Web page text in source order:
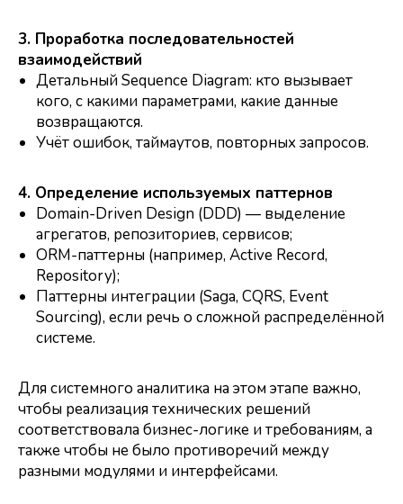
3. Проработка последовательностей
взаимодействий
Детальный Sequence Diagram: кто вызывает
кого, с какими параметрами, какие данные
возвращаются.
Учёт ошибок, таймаутов, повторных запросов.
4. Определение используемых паттернов
Domain-Driven Design (DDD) — выделение
агрегатов, репозиториев, сервисов;
ORM-паттерны (например, Active Record,
Repository);
Паттерны интеграции (Saga, CQRS, Event
Sourcing), если речь о сложной распределённой
системе.
Для системного аналитика на этом этапе важно,
чтобы реализация технических решений
соответствовала бизнес-логике и требованиям, а
также чтобы не было противоречий между
разными модулями и интерфейсами.